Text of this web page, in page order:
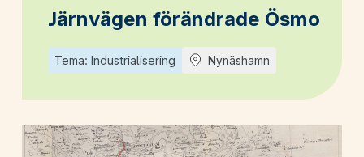
Järnvägen förändrade Ösmo
Tema: Industrialisering Nynäshamn